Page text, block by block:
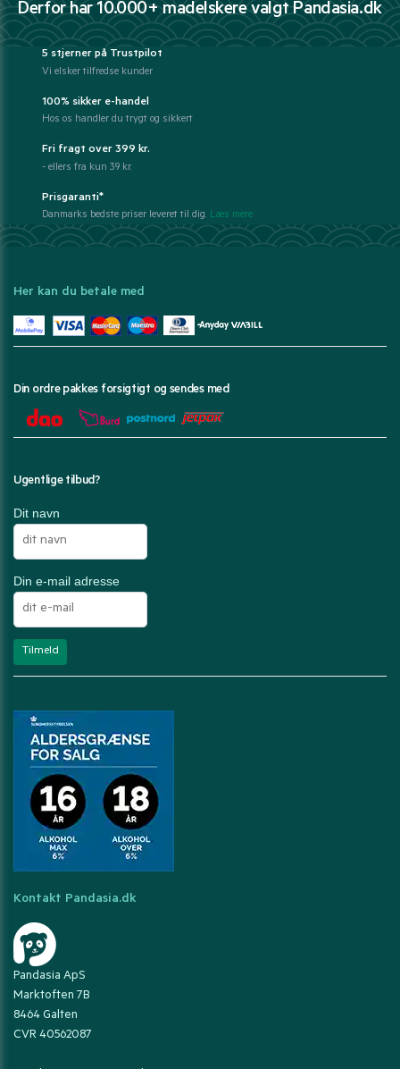
Derfor har 10.000+ madelskere valgt Pandasia.dk
5 stjerner på Trustpilot
Vi elsker tilfredse kunder
100% sikker e-handel
Hos os handler du trygt og sikkert
Fri fragt over 399 kr.
- ellers fra kun 39 kr.
Prisgaranti*
Danmarks bedste priser leveret til dig. Læs mere
Her kan du betale med
Din ordre pakkes forsigtigt og sendes med
Ugentlige tilbud?
Dit navn
Din e-mail adresse
Kontakt Pandasia.dk
Pandasia ApS
Marktoften 7B
8464 Galten
CVR 40562087